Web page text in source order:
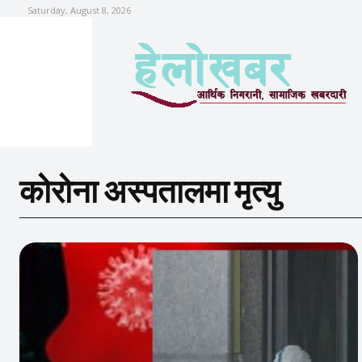
Saturday, August 8, 2026
कोरोना अस्पतालमा मृत्यु